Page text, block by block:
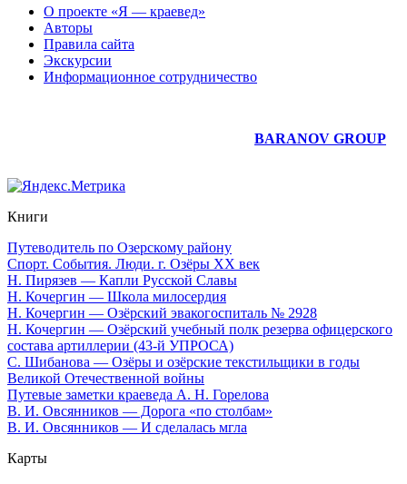
О проекте «Я — краевед»
Авторы
Правила сайта
Экскурсии
Информационное сотрудничество
BARANOV GROUP
Книги
Путеводитель по Озерскому району
Спорт. События. Люди. г. Озёры XX век
Н. Пирязев — Капли Русской Славы
Н. Кочергин — Школа милосердия
Н. Кочергин — Озёрский эвакогоспиталь № 2928
Н. Кочергин — Озёрский учебный полк резерва офицерского
состава артиллерии (43-й УПРОСА)
С. Шибанова — Озёры и озёрские текстильщики в годы
Великой Отечественной войны
Путевые заметки краеведа А. Н. Горелова
В. И. Овсянников — Дорога «по столбам»
В. И. Овсянников — И сделалась мгла
Карты